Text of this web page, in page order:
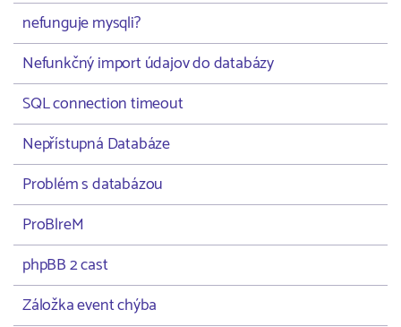
nefunguje mysqli?
Nefunkčný import údajov do databázy
SQL connection timeout
Nepřístupná Databáze
Problém s databázou
ProBlreM
phpBB 2 cast
Záložka event chýba